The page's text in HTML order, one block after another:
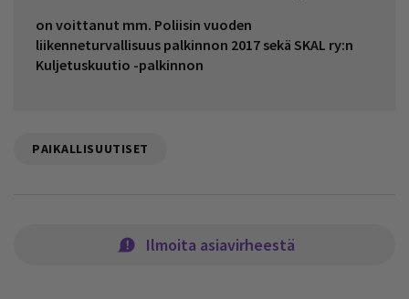
on voittanut mm. Poliisin vuoden
liikenneturvallisuus palkinnon 2017 sekä SKAL ry:n
Kuljetuskuutio -palkinnon
PAIKALLISUUTISET
Ilmoita asiavirheestä